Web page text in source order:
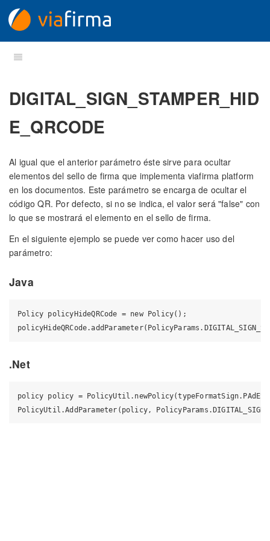
DIGITAL_SIGN_STAMPER_HID
E_QRCODE
Al igual que el anterior parámetro éste sirve para ocultar
elementos del sello de firma que implementa viafirma platform
en los documentos. Este parámetro se encarga de ocultar el
código QR. Por defecto, si no se indica, el valor será "false" con
lo que se mostrará el elemento en el sello de firma.
En el siguiente ejemplo se puede ver como hacer uso del
parámetro:
Java
Policy policyHideQRCode = new Policy();
.Net
policy policy =